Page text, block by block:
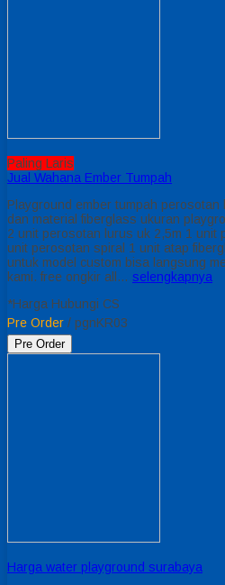
Paling Laris
Jual Wahana Ember Tumpah
Playground ember tumpah
dan material fiberglass ukuran
2 unit perosotan lurus uk 2,5m 1 unit
unit perosotan spiral 1 unit atap
untuk model custom bisa langsung
kami. free ongkir all… selengkapnya
*Harga Hubungi CS
Pre Order / pgnKR03
Pre Order
Harga water playground surabaya